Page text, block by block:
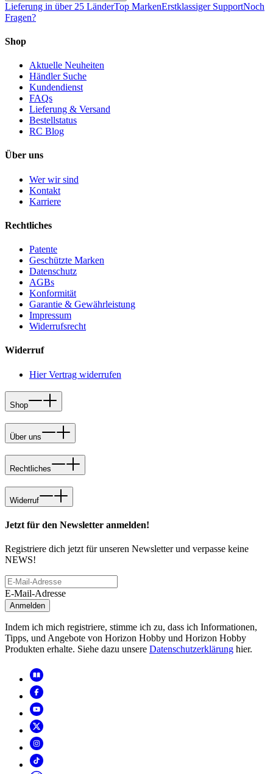
Lieferung in über 25 LänderTop MarkenErstklassiger SupportNoch
Fragen?
Shop
Aktuelle Neuheiten
Händler Suche
Kundendienst
FAQs
Lieferung & Versand
Bestellstatus
RC Blog
Über uns
Wer wir sind
Kontakt
Karriere
Rechtliches
Patente
Geschützte Marken
Datenschutz
AGBs
Konformität
Garantie & Gewährleistung
Impressum
Widerrufsrecht
Widerruf
Hier Vertrag widerrufen
Shop
Über uns
Rechtliches
Widerruf
Jetzt für den Newsletter anmelden!
Registriere dich jetzt für unseren Newsletter und verpasse keine
NEWS!
E-Mail-Adresse
Anmelden
Indem ich mich registriere, stimme ich zu, dass ich Informationen,
Tipps, und Angebote von Horizon Hobby und Horizon Hobby
Produkten erhalte. Siehe dazu unsere Datenschutzerklärung hier.